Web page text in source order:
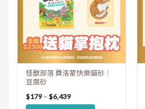
怪獸部落 費洛蒙快樂貓砂｜
豆腐砂
$179 –$6,439